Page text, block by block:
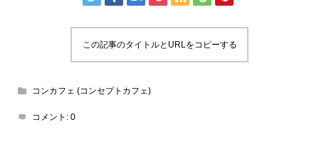
この記事のタイトルとURLをコピーする
コンカフェ (コンセプトカフェ)
コメント: 0